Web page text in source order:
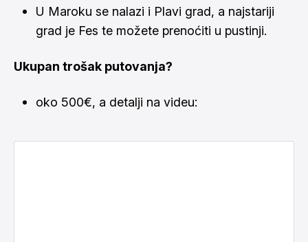
U Maroku se nalazi i Plavi grad, a najstariji
grad je Fes te možete prenoćiti u pustinji.
Ukupan trošak putovanja?
oko 500€, a detalji na videu: